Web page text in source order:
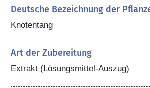
Deutsche Bezeichnung der
Knotentang
Art der Zubereitung
Extrakt (Lösungsmittel-Auszug)